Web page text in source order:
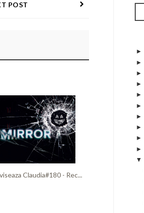
POST
Claudia#180 - Rec...
►
►
►
►
►
►
►
►
►
►
▼